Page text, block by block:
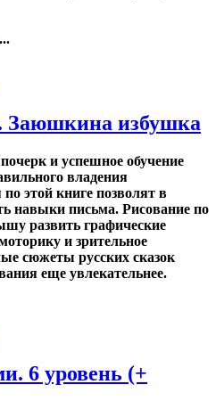
Заюшкина избушка
и успешное обучение
владения
этой книге позволят в
навыки письма. Рисование по
развить графические
и зрительное
сюжеты русских сказок
еще увлекательнее.
6 уровень (+